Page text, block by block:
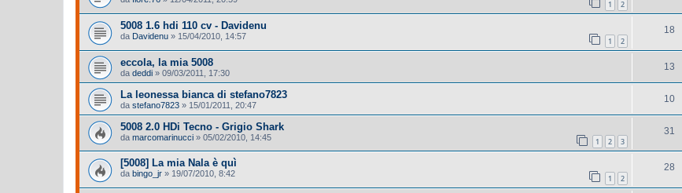
1 2
5008 1.6 hdi 110 cv - Davidenu
da Davidenu » 15/04/2010, 14:57 1 2
18
eccola, la mia 5008
da deddi » 09/03/2011, 17:30
13
La leonessa bianca di stefano7823
da stefano7823 » 15/01/2011, 20:47
10
5008 2.0 HDi Tecno - Grigio Shark
da marcomarinucci » 05/02/2010, 14:45 1 2 3
31
[5008] La mia Nala è quì
da bingo_jr » 19/07/2010, 8:42 1 2
28